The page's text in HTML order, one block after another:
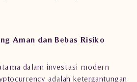
Aman dan Bebas Risiko
dalam investasi modern
adalah ketergantungan